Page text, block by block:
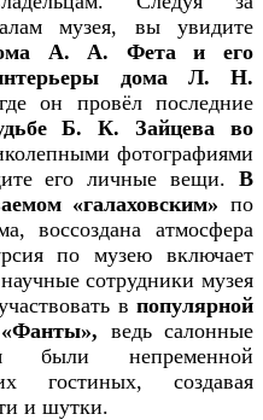
музея, вы увидите
дома А. А. Фета и его
интерьеры дома Л. Н.
он провёл последние
Б. К. Зайцева во
фотографиями
его личные вещи. В
«галаховским» по
воссоздана атмосфера
по музею включает
научные сотрудники музея
в популярной
ведь салонные
непременной
гостиных, создавая
и шутки.